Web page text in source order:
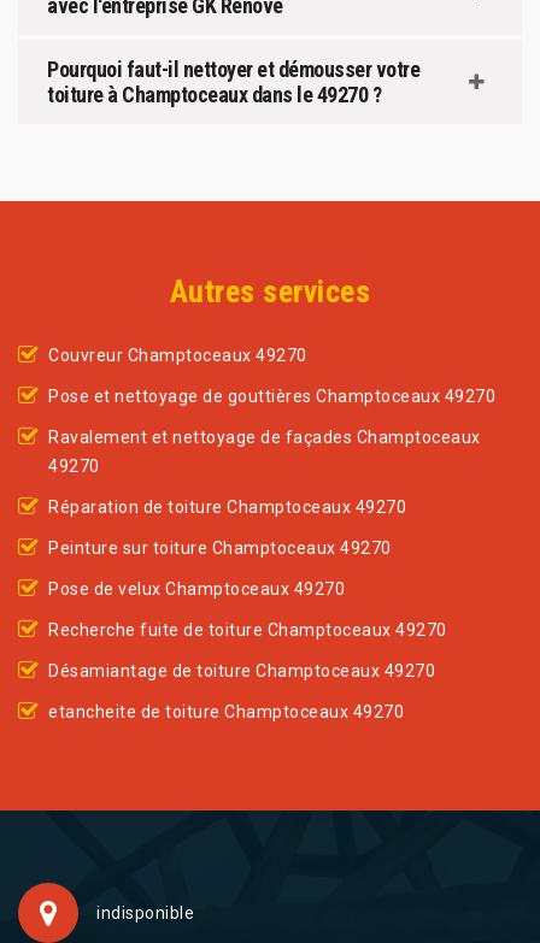
avec l'entreprise GK Rénové
Pourquoi faut-il nettoyer et démousser votre
toiture à Champtoceaux dans le 49270 ?
Autres services
Couvreur Champtoceaux 49270
Pose et nettoyage de gouttières Champtoceaux 49270
Ravalement et nettoyage de façades Champtoceaux
49270
Réparation de toiture Champtoceaux 49270
Peinture sur toiture Champtoceaux 49270
Pose de velux Champtoceaux 49270
Recherche fuite de toiture Champtoceaux 49270
Désamiantage de toiture Champtoceaux 49270
etancheite de toiture Champtoceaux 49270
indisponible